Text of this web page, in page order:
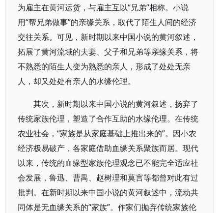
为雇主在黄河运货，与雇主互以“兄弟”相称。小说
用“帮兄弟做事”的亲缘关系，取代了陌生人间的经济
交往关系。可见，新时期以来中国小说的黄河叙述，
拓展了黄河流域的夫妻、父子和兄弟等亲缘关系，将
不熟悉的陌生人变为熟悉的亲人，形成了处处无亲
人，却又处处有亲人的水缘伦理。
其次，新时期以来中国小说的黄河叙述，扬弃了
传统家族伦理，塑造了合作互助的水缘伦理。在传统
农业社会，“家族是从家庭基础上推出来的”。因小农
经济极易破产，各家庭借助血缘关系聚族而居。现代
以来，传统的血缘型家族伦理观念已不能完全适应社
会发展，鲁迅、曹禺、赵树理和莫言等都曾对此有过
批判。在新时期以来中国小说的黄河叙述中，流动共
同体是无血缘关系的“家族”。作家们抛弃传统家族伦